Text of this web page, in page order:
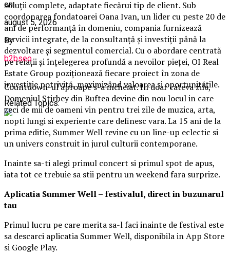
soluții complete, adaptate fiecărui tip de client. Sub
coordonarea fondatoarei Oana Ivan, un lider cu peste 20 de
ani de performanță în domeniu, compania furnizează
servicii integrate, de la consultanță și investiții până la
dezvoltare și segmentul comercial. Cu o abordare centrată
pe relații și înțelegerea profundă a nevoilor pieței, OI Real
Estate Group poziționează fiecare proiect în zona de
investiție potrivită, maximizând valoarea și oportunitățile.
Related Topics:
on
august 5, 2026
By
b2bseo
Countdown-ul aproape s-a incheiat. In doar cateva zile,
Domeniul Stirbey din Buftea devine din nou locul in care
zeci de mii de oameni vin pentru trei zile de muzica, arta,
nopti lungi si experiente care definesc vara. La 15 ani de la
prima editie, Summer Well revine cu un line-up eclectic si
un univers construit in jurul culturii contemporane.
Inainte sa-ti alegi primul concert si primul spot de apus,
iata tot ce trebuie sa stii pentru un weekend fara surprize.
Aplicatia Summer Well– festivalul, direct in buzunarul
tau
Primul lucru pe care merita sa-l faci inainte de festival este
sa descarci aplicatia Summer Well, disponibila in App Store
si Google Play.